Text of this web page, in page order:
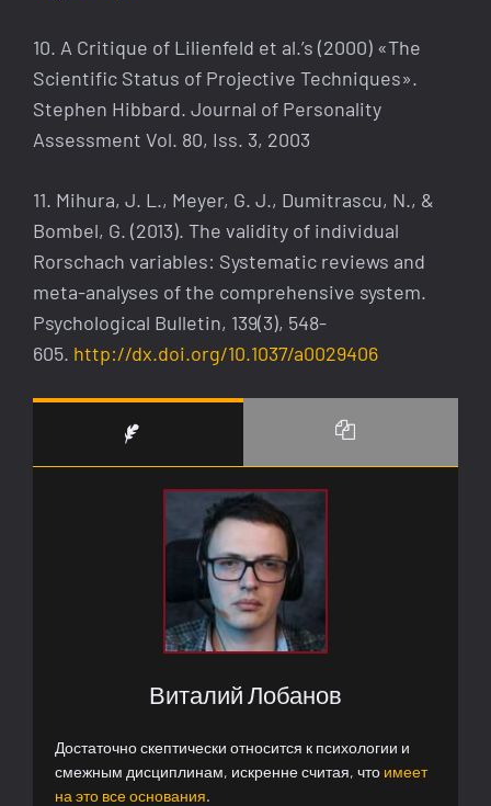
10. A Critique of Lilienfeld et al.’s (2000) «The
Scientific Status of Projective Techniques».
Stephen Hibbard. Journal of Personality
Assessment Vol. 80, Iss. 3, 2003
11. Mihura, J. L., Meyer, G. J., Dumitrascu, N., &
Bombel, G. (2013). The validity of individual
Rorschach variables: Systematic reviews and
meta-analyses of the comprehensive system.
Psychological Bulletin, 139(3), 548-
605. http://dx.doi.org/10.1037/a0029406
Виталий Лобанов
Достаточно скептически относится к психологии и
смежным дисциплинам, искренне считая, что имеет
на это все основания.